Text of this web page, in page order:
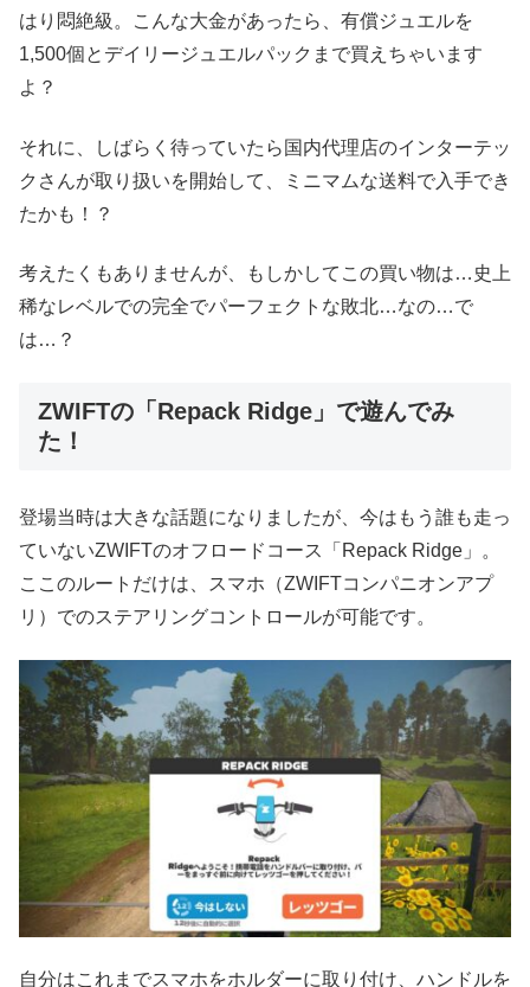
はり悶絶級。こんな大金があったら、有償ジュエルを
1,500個とデイリージュエルパックまで買えちゃいます
よ？
それに、しばらく待っていたら国内代理店のインターテッ
クさんが取り扱いを開始して、ミニマムな送料で入手でき
たかも！？
考えたくもありませんが、もしかしてこの買い物は…史上
稀なレベルでの完全でパーフェクトな敗北…なの…で
は…？
ZWIFTの「Repack Ridge」で遊んでみ
た！
登場当時は大きな話題になりましたが、今はもう誰も走っ
ていないZWIFTのオフロードコース「Repack Ridge」。
ここのルートだけは、スマホ（ZWIFTコンパニオンアプ
リ）でのステアリングコントロールが可能です。
自分はこれまでスマホをホルダーに取り付け、ハンドルを